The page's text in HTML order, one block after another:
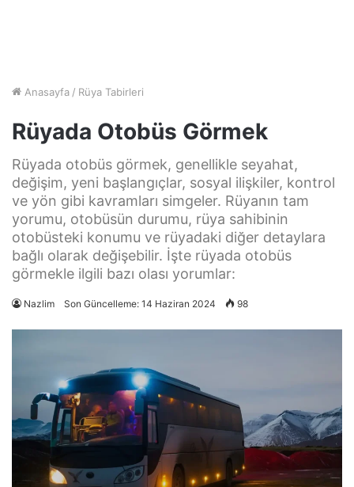
Anasayfa / Rüya Tabirleri
Rüyada Otobüs Görmek
Rüyada otobüs görmek, genellikle seyahat,
değişim, yeni başlangıçlar, sosyal ilişkiler, kontrol
ve yön gibi kavramları simgeler. Rüyanın tam
yorumu, otobüsün durumu, rüya sahibinin
otobüsteki konumu ve rüyadaki diğer detaylara
bağlı olarak değişebilir. İşte rüyada otobüs
görmekle ilgili bazı olası yorumlar:
Nazlim Son Güncelleme: 14 Haziran 2024 98